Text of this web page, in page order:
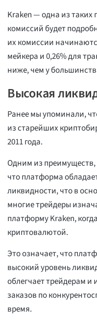
Kraken — одна из таких
комиссий будет
их комиссии
мейкера и 0,26% для
ниже, чем у
Высокая
Ранее мы упоминали,
из старейших
2011 года.
Одним из преимуществ,
что платформа
ликвидности, что в
многие трейдеры
платформу Kraken,
криптовалютой.
Это означает, что
высокий уровень
облегчает трейдерам
заказов по
время.